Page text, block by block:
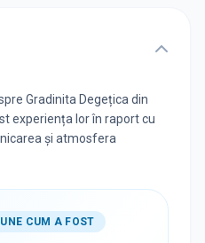
Gradinita Degețica din
experiența lor în raport cu
și atmosfera
CUM A FOST